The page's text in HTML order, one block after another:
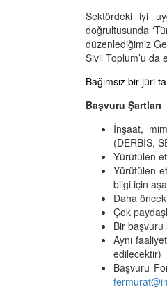
Sektördeki iyi
doğrultusunda
düzenlediğimiz
Sivil Toplum’u da
Bağımsız bir jüri
Başvuru Şartları
İnşaat,
(DERBİS,
Yürütülen
Yürütülen
bilgi için
Daha
Çok
Bir başvuru
Aynı
edilecektir)
Başvuru